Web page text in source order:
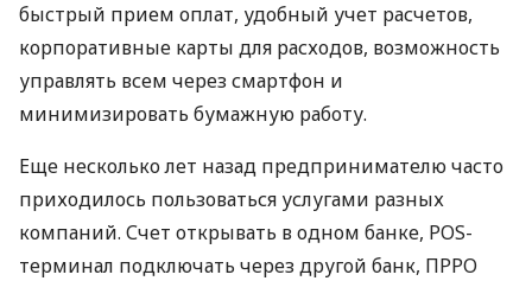
быстрый прием оплат, удобный учет расчетов,
корпоративные карты для расходов, возможность
управлять всем через смартфон и
минимизировать бумажную работу.
Еще несколько лет назад предпринимателю часто
приходилось пользоваться услугами разных
компаний. Счет открывать в одном банке, POS-
терминал подключать через другой банк, ПРРО